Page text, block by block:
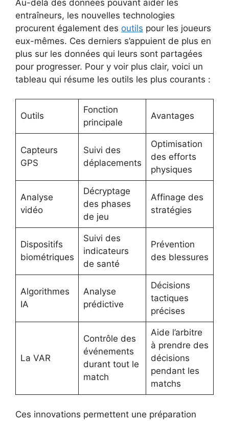
Au-delà des données pouvant aider les
entraîneurs, les nouvelles technologies
procurent également des outils pour les joueurs
eux-mêmes. Ces derniers s’appuient de plus en
plus sur les données qui leurs sont partagées
pour progresser. Pour y voir plus clair, voici un
tableau qui résume les outils les plus courants :
Outils
Fonction
principale
Avantages
Capteurs
GPS
Suivi des
déplacements
Optimisation
des efforts
physiques
Analyse
vidéo
Décryptage
des phases
de jeu
Affinage des
stratégies
Dispositifs
biométriques
Suivi des
indicateurs
de santé
Prévention
des blessures
Algorithmes
IA
Analyse
prédictive
Décisions
tactiques
précises
La VAR
Contrôle des
événements
durant tout le
match
Aide l’arbitre
à prendre des
décisions
pendant les
matchs
Ces innovations permettent une préparation